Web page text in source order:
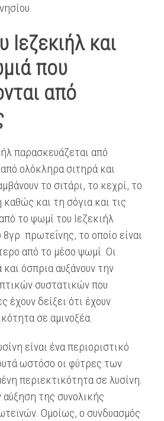
Ιεζεκιήλ και
που
από
παρασκευάζεται από
ολόκληρα σιτηρά και
το σιτάρι, το κεχρί, το
καθώς και τη σόγια και τις
το ψωμί του Ιεζεκιήλ
πρωτεΐνης, το οποίο είναι
από το μέσο ψωμί. Οι
όσπρια αυξάνουν την
συστατικών που
έχουν δείξει ότι έχουν
σε αμινοξέα.
είναι ένα περιοριστικό
ωστόσο οι φύτρες των
περιεκτικότητα σε λυσίνη.
της συνολικής
Ομοίως, ο συνδυασμός